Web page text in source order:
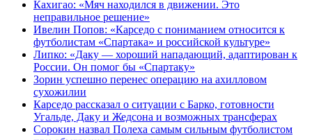
Кахигао: «Мяч находился в движении. Это
неправильное решение»
Ивелин Попов: «Карседо с пониманием относится к
футболистам «Спартака» и российской культуре»
Липко: «Даку — хороший нападающий, адаптирован к
России. Он помог бы «Спартаку»
Зорин успешно перенес операцию на ахилловом
сухожилии
Карседо рассказал о ситуации с Барко, готовности
Угальде, Даку и Жедсона и возможных трансферах
Сорокин назвал Полеха самым сильным футболистом